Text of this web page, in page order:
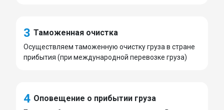
3 Таможенная очистка
Осуществляем таможенную очистку груза в стране
прибытия (при международной перевозке груза)
4 Оповещение о прибытии груза